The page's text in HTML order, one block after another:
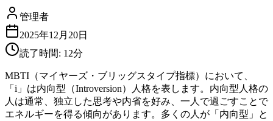
管理者
2025年12月20日
読了時間: 12分
MBTI（マイヤーズ・ブリッグスタイプ指標）において、
「i」は内向型（Introversion）人格を表します。内向型人格の
人は通常、独立した思考や内省を好み、一人で過ごすことで
エネルギーを得る傾向があります。多くの人が「内向型」と